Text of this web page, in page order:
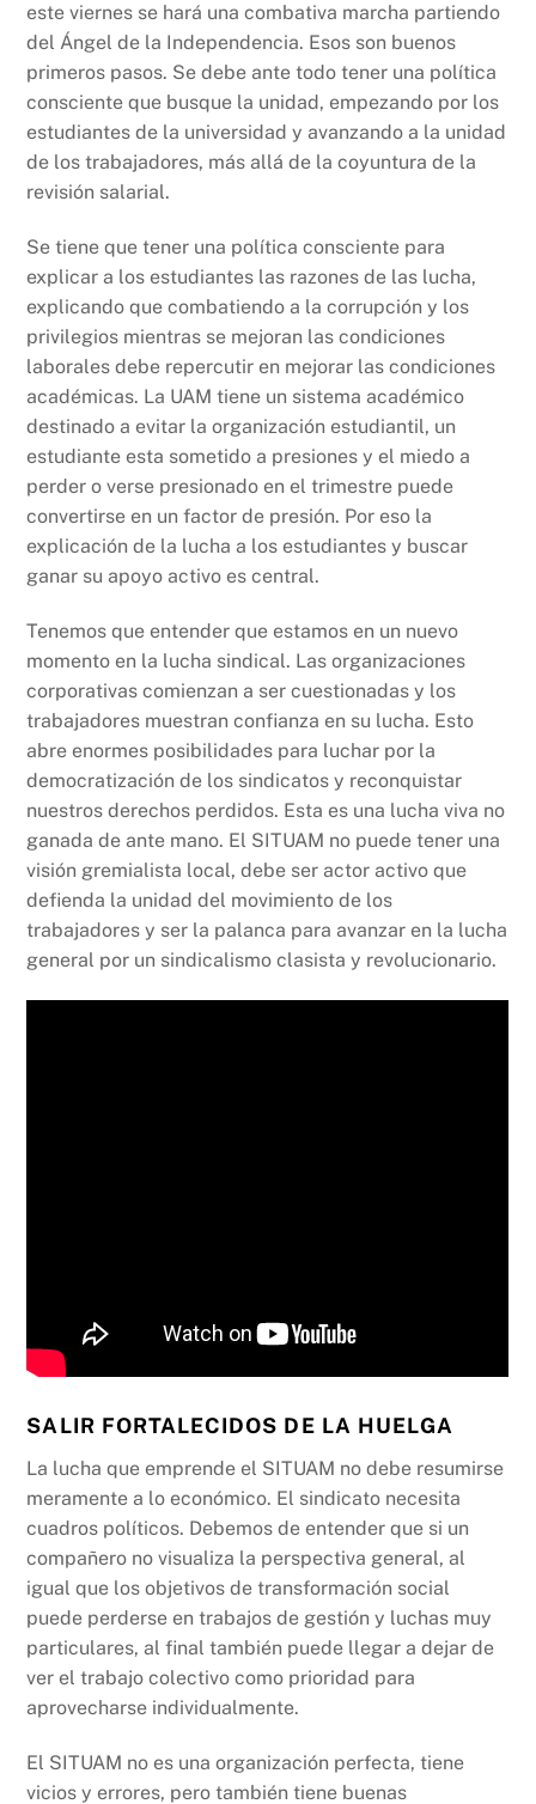
este viernes se hará una combativa marcha partiendo
del Ángel de la Independencia. Esos son buenos
primeros pasos. Se debe ante todo tener una política
consciente que busque la unidad, empezando por los
estudiantes de la universidad y avanzando a la unidad
de los trabajadores, más allá de la coyuntura de la
revisión salarial.
Se tiene que tener una política consciente para
explicar a los estudiantes las razones de las lucha,
explicando que combatiendo a la corrupción y los
privilegios mientras se mejoran las condiciones
laborales debe repercutir en mejorar las condiciones
académicas. La UAM tiene un sistema académico
destinado a evitar la organización estudiantil, un
estudiante esta sometido a presiones y el miedo a
perder o verse presionado en el trimestre puede
convertirse en un factor de presión. Por eso la
explicación de la lucha a los estudiantes y buscar
ganar su apoyo activo es central.
Tenemos que entender que estamos en un nuevo
momento en la lucha sindical. Las organizaciones
corporativas comienzan a ser cuestionadas y los
trabajadores muestran confianza en su lucha. Esto
abre enormes posibilidades para luchar por la
democratización de los sindicatos y reconquistar
nuestros derechos perdidos. Esta es una lucha viva no
ganada de ante mano. El SITUAM no puede tener una
visión gremialista local, debe ser actor activo que
defienda la unidad del movimiento de los
trabajadores y ser la palanca para avanzar en la lucha
general por un sindicalismo clasista y revolucionario.
SALIR FORTALECIDOS DE LA HUELGA
La lucha que emprende el SITUAM no debe resumirse
meramente a lo económico. El sindicato necesita
cuadros políticos. Debemos de entender que si un
compañero no visualiza la perspectiva general, al
igual que los objetivos de transformación social
puede perderse en trabajos de gestión y luchas muy
particulares, al final también puede llegar a dejar de
ver el trabajo colectivo como prioridad para
aprovecharse individualmente.
El SITUAM no es una organización perfecta, tiene
vicios y errores, pero también tiene buenas